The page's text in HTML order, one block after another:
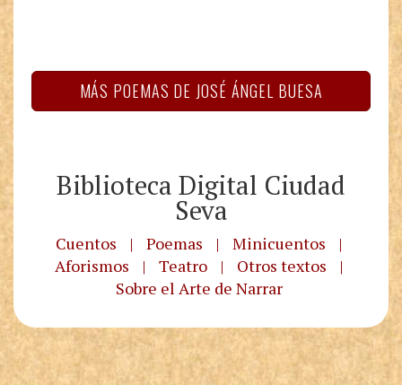
MÁS POEMAS DE JOSÉ ÁNGEL BUESA
Biblioteca Digital Ciudad
Seva
Cuentos | Poemas | Minicuentos
|
Aforismos
| Teatro | Otros textos
|
Sobre el Arte de Narrar